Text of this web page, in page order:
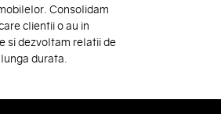
Consolidam
clientii o au in
si dezvoltam relatii de
durata.